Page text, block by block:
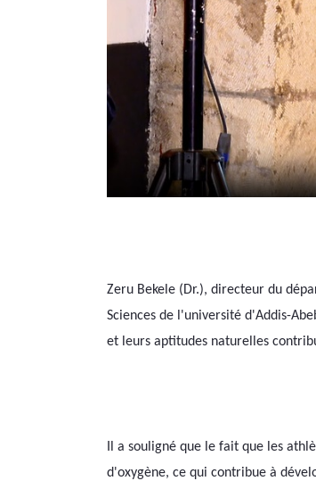
Zeru Bekele (Dr.), directeur du
Sciences de l'université d'Addis-
et leurs aptitudes naturelles
Il a souligné que le fait que les
d'oxygène, ce qui contribue à